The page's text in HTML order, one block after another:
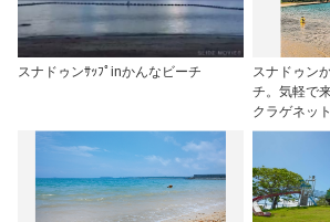
スナドゥンｻｯﾌﾟinかんなビーチ
スナドゥン
チ。気軽で
クラゲネッ